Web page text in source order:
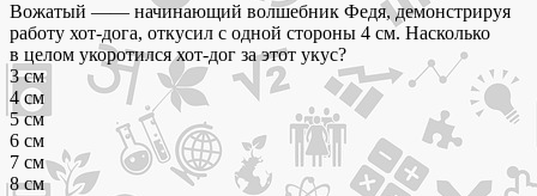
Вожатый —— начинающий волшебник Федя, демонстрируя
работу хот‑дога, откусил с одной стороны 4 см. Насколько
в целом укоротился хот‑дог за этот укус?
3 см
4 см
5 см
6 см
7 см
8 см